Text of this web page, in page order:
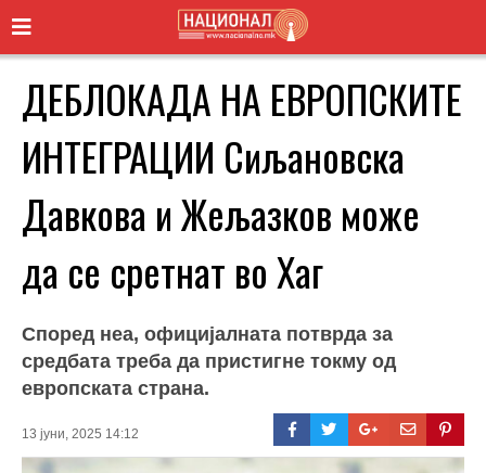
ДЕБЛОКАДА НА ЕВРОПСКИТЕ
ИНТЕГРАЦИИ Сиљановска
Давкова и Жељазков може
да се сретнат во Хаг
Според неа, официјалната потврда за
средбата треба да пристигне токму од
европската страна.
13 јуни, 2025 14:12